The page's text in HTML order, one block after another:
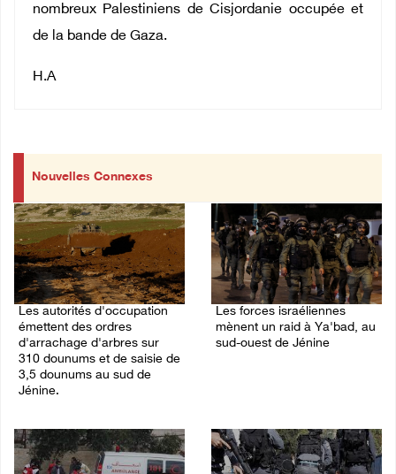
nombreux Palestiniens de Cisjordanie occupée et
de la bande de Gaza.
H.A
Nouvelles Connexes
Les autorités d'occupation
émettent des ordres
d'arrachage d'arbres sur
310 dounums et de saisie de
3,5 dounums au sud de
Jénine.
Les forces israéliennes
mènent un raid à Ya'bad, au
sud-ouest de Jénine